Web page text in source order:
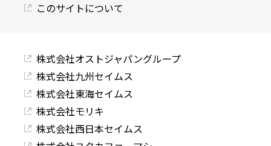
このサイトについて
株式会社オストジャパングループ
株式会社九州セイムス
株式会社東海セイムス
株式会社モリキ
株式会社西日本セイムス